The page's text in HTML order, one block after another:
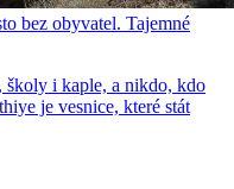
bez obyvatel. Tajemné
školy i kaple, a nikdo, kdo
je vesnice, které stát